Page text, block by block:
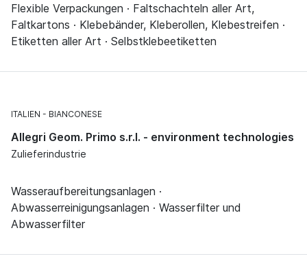
Flexible Verpackungen · Faltschachteln aller Art,
Faltkartons · Klebebänder, Kleberollen, Klebestreifen ·
Etiketten aller Art · Selbstklebeetiketten
ITALIEN BIANCONESE
Allegri Geom. Primo s.r.l. - environment technologies
Zulieferindustrie
Wasseraufbereitungsanlagen ·
Abwasserreinigungsanlagen · Wasserfilter und
Abwasserfilter